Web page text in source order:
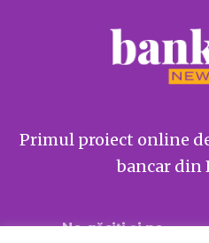
Primul proiect online
bancar din
Ne găsiți și pe